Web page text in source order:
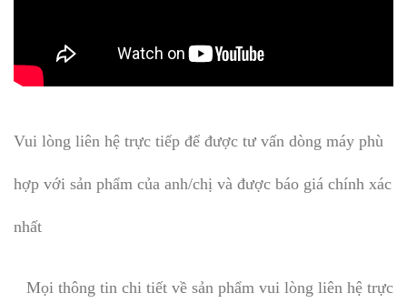
Vui lòng liên hệ trực tiếp để được tư vấn dòng máy phù
hợp với sản phẩm của anh/chị và được báo giá chính xác
nhất
Mọi thông tin chi tiết về sản phẩm vui lòng liên hệ trực